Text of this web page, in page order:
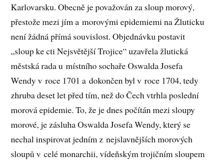
Karlovarsku. Obecně je považován za sloup morový,
přestože mezi jím a morovými epidemiemi na Žluticku
není žádná přímá souvislost. Objednávku postavit
„sloup ke cti Nejsvětější Trojice“ uzavřela žlutická
městská rada u místního sochaře Oswalda Josefa
Wendy v roce 1701 a dokončen byl v roce 1704, tedy
zhruba deset let před tím, než do Čech vtrhla poslední
morová epidemie. To, že je dnes počítán mezi sloupy
morové, je zásluha Oswalda Josefa Wendy, který se
nechal inspirovat jedním z nejslavnějších morových
sloupů v celé monarchii, vídeňským trojičním sloupem